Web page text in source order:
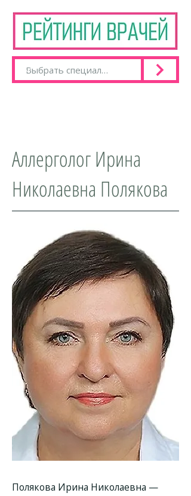
Аллерголог Ирина
Николаевна Полякова
Полякова Ирина Николаевна —